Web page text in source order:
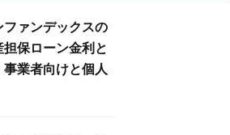
ファンデックスの
担保ローン金利と
事業者向けと個人